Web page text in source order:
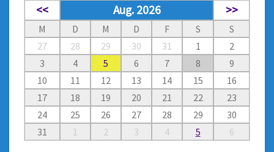
<< Aug. 2026 >>
M D M D F S
S
27
28 29 30 31 1
2
3
4 5 6 7 8
9
10
11 12 13 14 15
16
17
18 19 20 21 22
23
24
25 26 27 28 29
30
31
1 2 3 4 5 6